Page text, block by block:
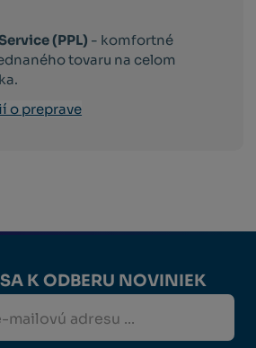
(PPL) - komfortné
tovaru na celom
o preprave
K ODBERU NOVINIEK